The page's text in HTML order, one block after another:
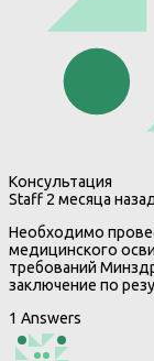
Консультация
Staff 2 месяца
Необходимо
медицинского
требований
заключение по
1 Answers